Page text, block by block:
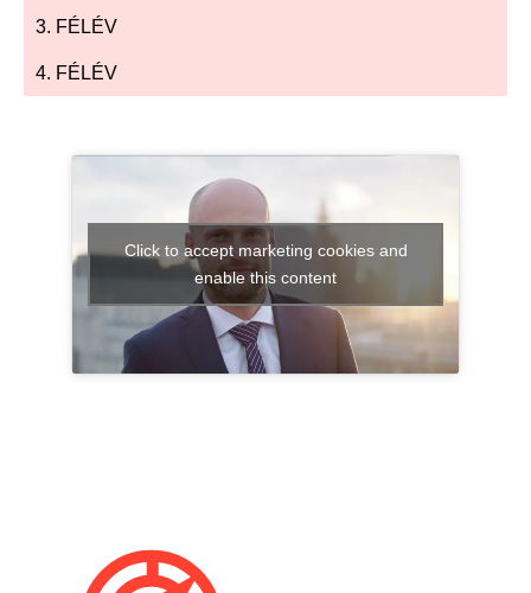
3. FÉLÉV
4. FÉLÉV
Click to accept marketing cookies and
enable this content